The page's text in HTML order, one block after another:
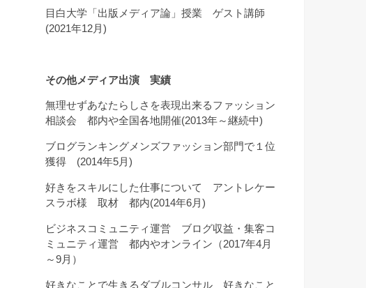
目白大学「出版メディア論」授業 ゲスト講師
(2021年12月)
その他メディア出演 実績
無理せずあなたらしさを表現出来るファッション
相談会 都内や全国各地開催(2013年～継続中)
ブログランキングメンズファッション部門で１位
獲得 (2014年5月)
好きをスキルにした仕事について アントレケー
スラボ様 取材 都内(2014年6月)
ビジネスコミュニティ運営 ブログ収益・集客コ
ミュニティ運営 都内やオンライン（2017年4月
～9月）
好きなことで生きるダブルコンサル 好きなこと